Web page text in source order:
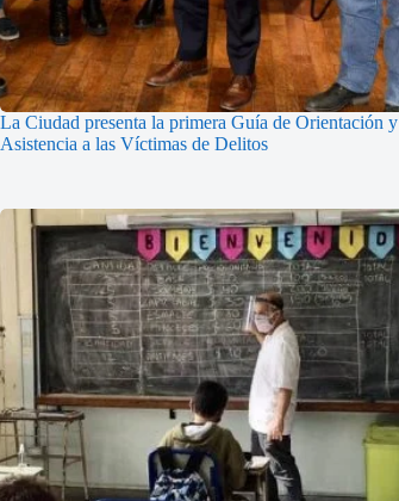
La Ciudad presenta la primera Guía de Orientación y
Asistencia a las Víctimas de Delitos